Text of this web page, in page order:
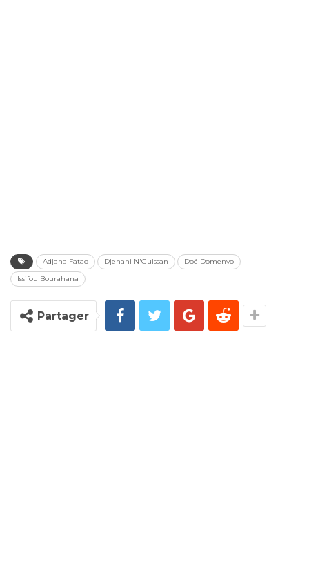
Adjana Fatao Djehani N'Guissan
Doé Domenyo
Issifou Bourahana
Partager